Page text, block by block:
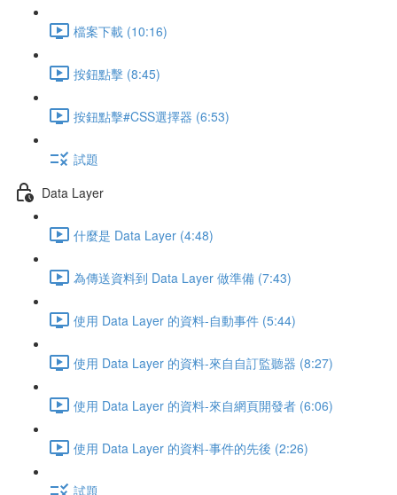
檔案下載 (10:16)
按鈕點擊 (8:45)
按鈕點擊#CSS選擇器 (6:53)
試題
Data Layer
什麼是 Data Layer (4:48)
為傳送資料到 Data Layer 做準備 (7:43)
使用 Data Layer 的資料-自動事件 (5:44)
使用 Data Layer 的資料-來自自訂監聽器 (8:27)
使用 Data Layer 的資料-來自網頁開發者 (6:06)
使用 Data Layer 的資料-事件的先後 (2:26)
試題